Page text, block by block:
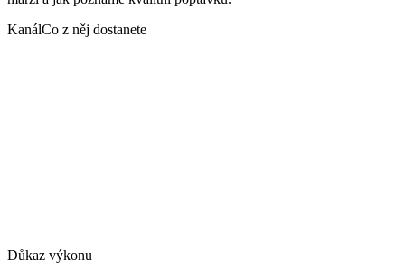
KanálCo z něj dostanete
Důkaz výkonu